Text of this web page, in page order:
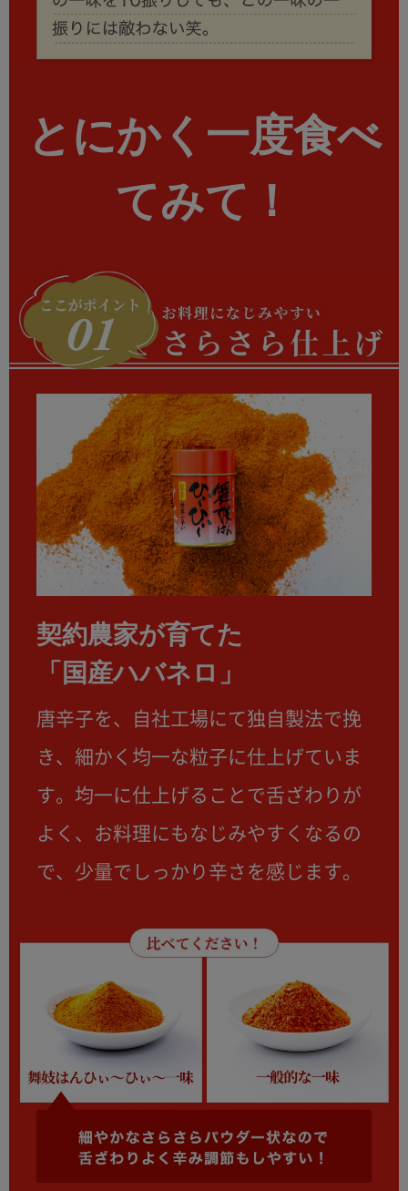
とにかく 一度食べ
てみて！
契約農家が育てた
「国産ハバネロ」
唐辛子を、自社工場にて独自製法で挽
き、細かく均一な粒子に仕上げていま
す。均一に仕上げることで舌ざわりが
よく、お料理にもなじみやすくなるの
で、少量でしっかり辛さを感じます。